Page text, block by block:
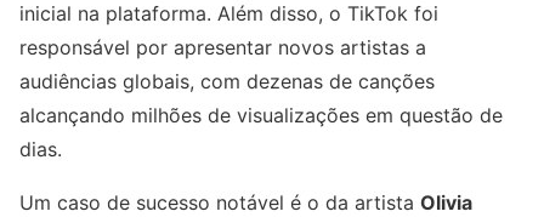
inicial na plataforma. Além disso, o TikTok foi
responsável por apresentar novos artistas a
audiências globais, com dezenas de canções
alcançando milhões de visualizações em questão de
dias.
Um caso de sucesso notável é o da artista Olivia